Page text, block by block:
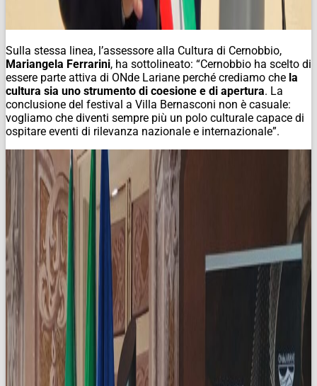
Sulla stessa linea, l’assessore alla Cultura di Cernobbio,
Mariangela Ferrarini, ha sottolineato: “Cernobbio ha scelto di
essere parte attiva di ONde Lariane perché crediamo che la
cultura sia uno strumento di coesione e di apertura. La
conclusione del festival a Villa Bernasconi non è casuale:
vogliamo che diventi sempre più un polo culturale capace di
ospitare eventi di rilevanza nazionale e internazionale”.